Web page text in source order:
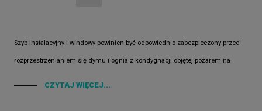
Szyb instalacyjny i windowy powinien być odpowiednio zabezpieczony przed
rozprzestrzenianiem się dymu i ognia z kondygnacji objętej pożarem na
CZYTAJ WIĘCEJ...